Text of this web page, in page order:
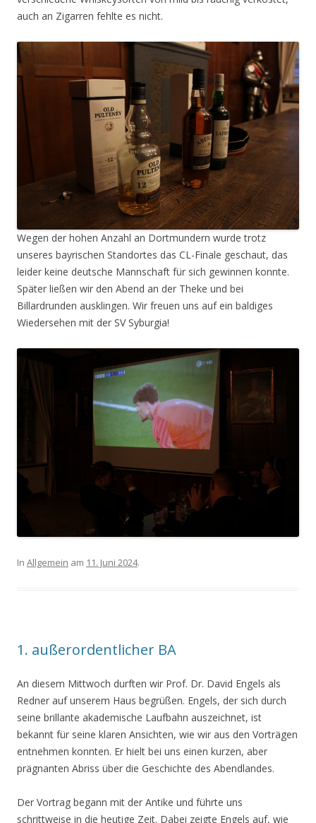
auch an Zigarren fehlte es nicht.
Wegen der hohen Anzahl an Dortmundern wurde trotz
unseres bayrischen Standortes das CL-Finale geschaut, das
leider keine deutsche Mannschaft für sich gewinnen konnte.
Später ließen wir den Abend an der Theke und bei
Billardrunden ausklingen. Wir freuen uns auf ein baldiges
Wiedersehen mit der SV Syburgia!
In Allgemein am 11. Juni 2024.
1. außerordentlicher BA
An diesem Mittwoch durften wir Prof. Dr. David Engels als
Redner auf unserem Haus begrüßen. Engels, der sich durch
seine brillante akademische Laufbahn auszeichnet, ist
bekannt für seine klaren Ansichten, wie wir aus den Vorträgen
entnehmen konnten. Er hielt bei uns einen kurzen, aber
prägnanten Abriss über die Geschichte des Abendlandes.
Der Vortrag begann mit der Antike und führte uns
schrittweise in die heutige Zeit. Dabei zeigte Engels auf, wie